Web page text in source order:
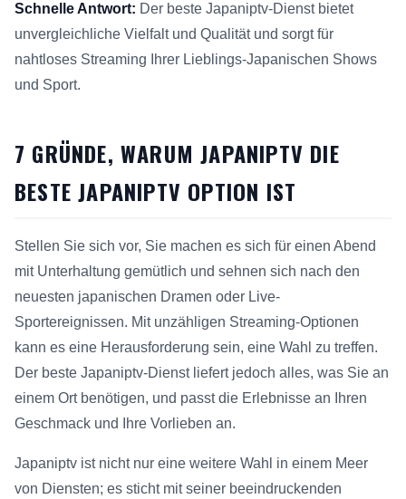
Schnelle Antwort: Der beste Japaniptv-Dienst bietet
unvergleichliche Vielfalt und Qualität und sorgt für
nahtloses Streaming Ihrer Lieblings-Japanischen Shows
und Sport.
7 GRÜNDE, WARUM JAPANIPTV DIE
BESTE JAPANIPTV OPTION IST
Stellen Sie sich vor, Sie machen es sich für einen Abend
mit Unterhaltung gemütlich und sehnen sich nach den
neuesten japanischen Dramen oder Live-
Sportereignissen. Mit unzähligen Streaming-Optionen
kann es eine Herausforderung sein, eine Wahl zu treffen.
Der beste Japaniptv-Dienst liefert jedoch alles, was Sie an
einem Ort benötigen, und passt die Erlebnisse an Ihren
Geschmack und Ihre Vorlieben an.
Japaniptv ist nicht nur eine weitere Wahl in einem Meer
von Diensten; es sticht mit seiner beeindruckenden